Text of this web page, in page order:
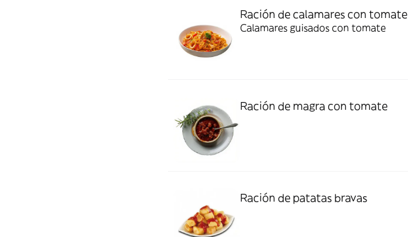
Ración de calamares con tomate
Calamares guisados con tomate
Ración de magra con tomate
Ración de patatas bravas